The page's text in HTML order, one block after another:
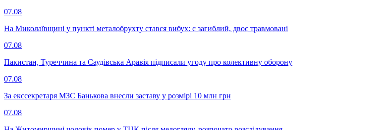
07.08
На Миколаївщині у пункті металобрухту стався вибух: є загиблий, двоє травмовані
07.08
Пакистан, Туреччина та Саудівська Аравія підписали угоду про колективну оборону
07.08
За екссекретаря МЗС Банькова внесли заставу у розмірі 10 млн грн
07.08